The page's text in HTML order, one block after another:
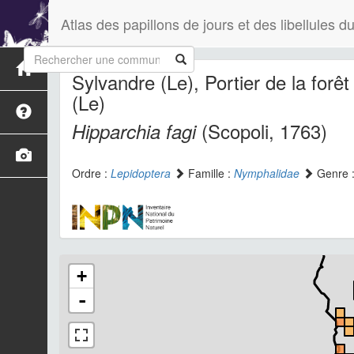
Atlas des papillons de jours et des libellules
Sylvandre (Le), Portier de la
(Le)
Hipparchia fagi(Scopoli, 1763)
Ordre : Lepidoptera Famille : Nymphalidae Genre
+
-